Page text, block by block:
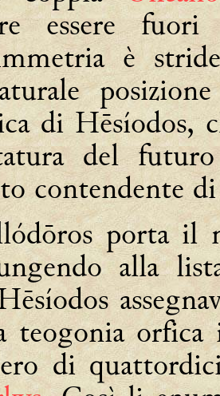
essere
è
diHēsíodos,
del
contendente
porta il
alla
teogonia
di